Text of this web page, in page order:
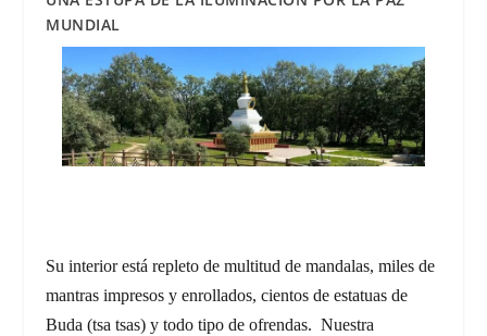
MUNDIAL
Su interior está repleto de multitud de mandalas, miles de
mantras impresos y enrollados, cientos de estatuas de
Buda (tsa tsas)y todo tipo de ofrendas. Nuestra